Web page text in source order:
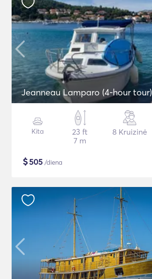
Jeanneau Lamparo (4-hour tour)
Kita
23 ft
7 m
8 Kruizinė
$505 /diena